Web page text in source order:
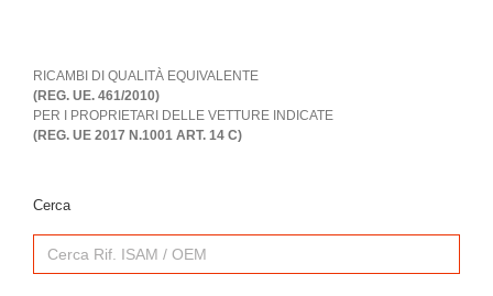
RICAMBI DI QUALITÀ EQUIVALENTE
(REG. UE. 461/2010)
PER I PROPRIETARI DELLE VETTURE INDICATE
(REG. UE 2017 N.1001 ART. 14 C)
Cerca
Search
for: